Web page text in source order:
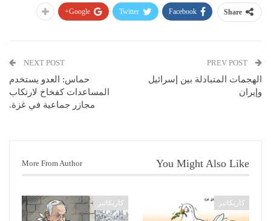
Share
Facebook
Twitter
Google+
الهجمات المتبادلة بين إسرائيل
وإيران
NEXT POST
حماس: العدو يستخدم
المساعدات كفخاخ لارتكاب
مجازر جماعية في غزة.
You Might Also Like
More From Author
كاريكاتير كاريكاتير